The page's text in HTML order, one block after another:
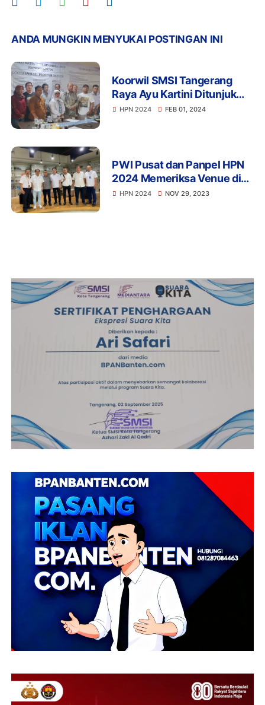
ANDA MUNGKIN MENYUKAI POSTINGAN INI
Koorwil SMSI Tangerang
Raya Ayu Kartini Ditunjuk
Jadi Ketua Panitia Hari Pers
HPN 2024 FEB 01, 2024
PWI Pusat dan Panpel HPN
2024 Memeriksa Venue di
Ancol Bersama Direktur
HPN 2024 NOV 29, 2023